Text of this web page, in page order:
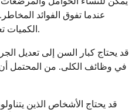
عندما تفوق الفوائد
الكميات تعتبر آمنة بشكل عام للأطفال الرضع.
قد يحتاج كبار السن إلى تعديل
في وظائف الكلى. من المحتمل
قد يحتاج الأشخاص الذين